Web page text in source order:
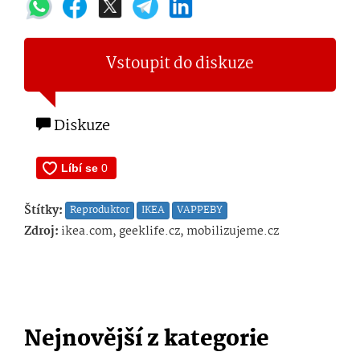
Vstoupit do diskuze
Diskuze
Štítky: Reproduktor IKEA VAPPEBY
Zdroj: ikea.com, geeklife.cz, mobilizujeme.cz
Nejnovější z kategorie